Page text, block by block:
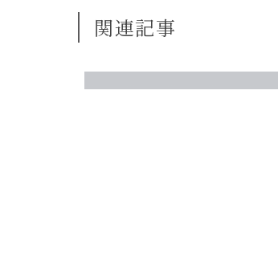
関連記事